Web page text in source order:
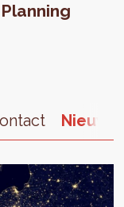
Nieuws